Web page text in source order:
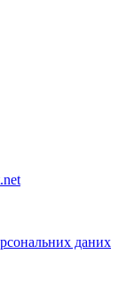
даних